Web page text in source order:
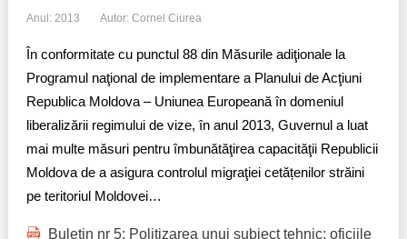
Anul: 2013 Autor: Cornel Ciurea
În conformitate cu punctul 88 din Măsurile adiţionale la
Programul naţional de implementare a Planului de Acţiuni
Republica Moldova – Uniunea Europeană în domeniul
liberalizării regimului de vize, în anul 2013, Guvernul a luat
mai multe măsuri pentru îmbunătăţirea capacităţii Republicii
Moldova de a asigura controlul migraţiei cetățenilor străini
pe teritoriul Moldovei…​
Buletin nr 5: Politizarea unui subiect tehnic: oficiile